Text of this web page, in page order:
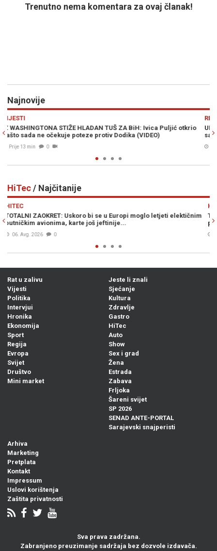
Trenutno nema komentara za ovaj članak!
Najnovije
REGIJA
UPALIO SE ALARM: Supruga Sergeja Trifunovića uhvaćena u
sakoa u Zari
Prije 38 min
HiTec/ Najčitanije
TEŠKA ČETIRI TONE: Dio SpaceX-ove rakete nekontrolirano će
pasti na...
05. Avg. 2026
Rat u zalivu
Vijesti
Politika
Intervjui
Hronika
Ekonomija
Sport
Regija
Evropa
Svijet
Društvo
Mini market
Jeste li znali
Sjećanje
Kultura
Zdravlje
Gastro
HiTec
Auto
Show
Sex i grad
Žena
Estrada
Zabava
Frljoka
Šareni svijet
SP 2026
SENAD ANTE-PORTAL
Sarajevski snajperisti
Arhiva
Marketing
Pretplata
Kontakt
Impressum
Uslovi korištenja
Zaštita privatnosti
Sva prava zadržana.
Zabranjeno preuzimanje sadržaja bez dozvole izdavača.